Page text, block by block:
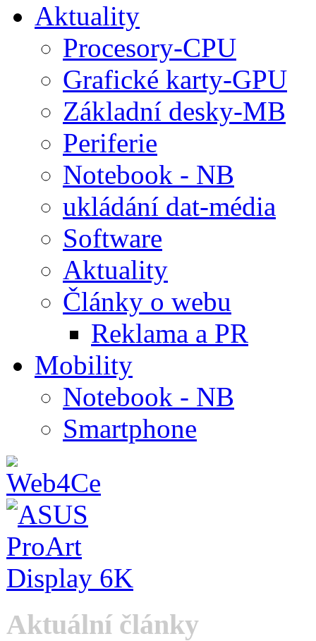
Aktuality
Procesory-CPU
Grafické karty-GPU
Základní desky-MB
Periferie
Notebook - NB
ukládání dat-média
Software
Aktuality
Články o webu
Reklama a PR
Mobility
Notebook - NB
Smartphone
Aktuální články